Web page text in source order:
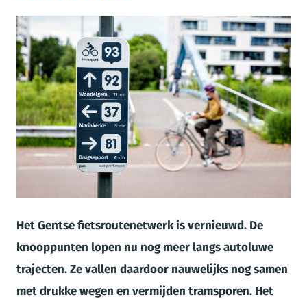
Het Gentse fietsroutenetwerk is vernieuwd. De
knooppunten lopen nu nog meer langs autoluwe
trajecten. Ze vallen daardoor nauwelijks nog samen
met drukke wegen en vermijden tramsporen. Het